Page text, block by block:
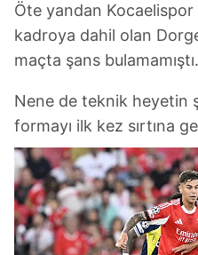
Öte yandan Kocaelispor
kadroya dahil olan
maçta şans bulamamıştı.
Nene de teknik heyetin
formayı ilk kez sırtına